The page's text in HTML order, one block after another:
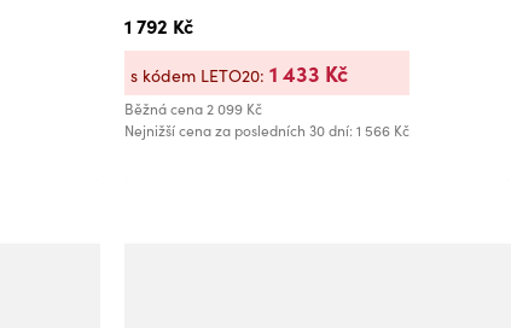
1 792 Kč
Běžná cena2 099 Kč
Nejnižší cena za posledních 30 dní: 1 566 Kč
s kódem LETO20: 1 433 Kč